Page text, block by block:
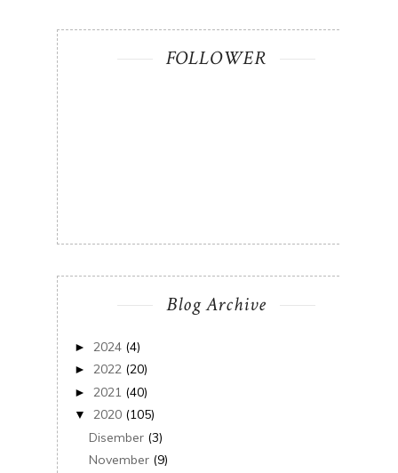
FOLLOWER
Blog Archive
► 2024 (4)
► 2022 (20)
► 2021 (40)
▼ 2020 (105)
Disember (3)
November (9)